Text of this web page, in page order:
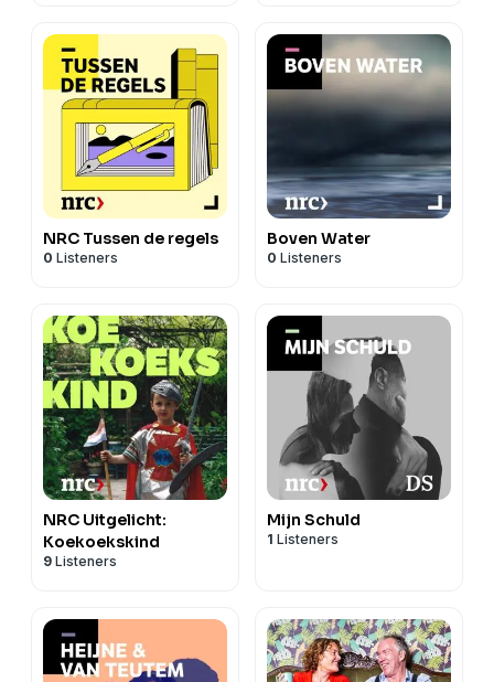
NRC Tussen de regels
0 Listeners
Boven Water
0 Listeners
NRC Uitgelicht:
Koekoekskind
9 Listeners
Mijn Schuld
1 Listeners